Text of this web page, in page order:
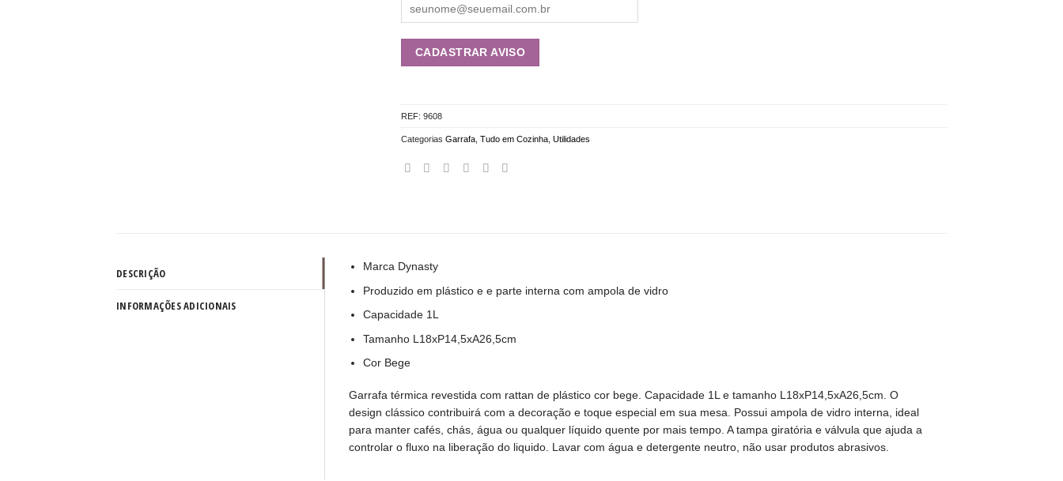
REF: 9608
Categorias Garrafa, Tudo em Cozinha, Utilidades
DESCRIÇÃO
INFORMAÇÕES ADICIONAIS
Marca Dynasty
Produzido em plástico e e parte interna com ampola de vidro
Capacidade 1L
Tamanho L18xP14,5xA26,5cm
Cor Bege
Garrafa térmica revestida com rattan de plástico cor bege. Capacidade 1L e tamanho L18xP14,5xA26,5cm. O
design clássico contribuirá com a decoração e toque especial em sua mesa. Possui ampola de vidro interna, ideal
para manter cafés, chás, água ou qualquer líquido quente por mais tempo. A tampa giratória e válvula que ajuda a
controlar o fluxo na liberação do liquido. Lavar com água e detergente neutro, não usar produtos abrasivos.